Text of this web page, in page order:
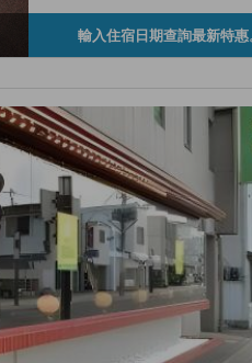
輸入住宿日期查詢最新特惠